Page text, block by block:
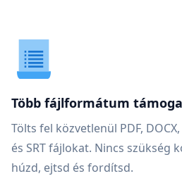
Több fájlformátum
Tölts fel közvetlenül PDF, DOCX,
és SRT fájlokat. Nincs szükség
húzd, ejtsd és fordítsd.